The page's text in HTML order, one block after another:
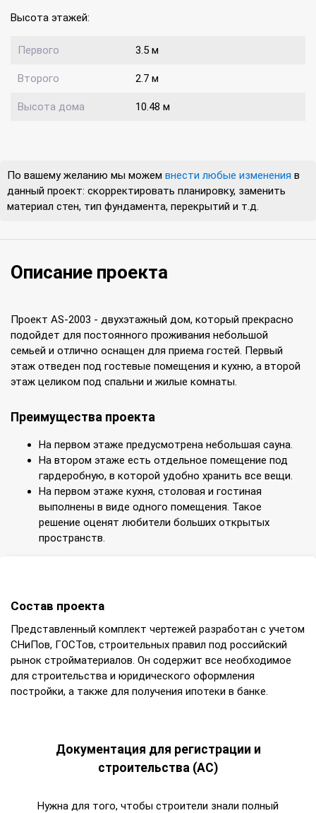
Высота этажей:
Первого 3.5 м
Второго 2.7 м
Высота дома 10.48 м
По вашему желанию мы можем внести любые изменения в
данный проект: скорректировать планировку, заменить
материал стен, тип фундамента, перекрытий и т.д.
Описание проекта
Проект AS-2003 - двухэтажный дом, который прекрасно
подойдет для постоянного проживания небольшой
семьей и отлично оснащен для приема гостей. Первый
этаж отведен под гостевые помещения и кухню, а второй
этаж целиком под спальни и жилые комнаты.
Преимущества проекта
На первом этаже предусмотрена небольшая сауна.
На втором этаже есть отдельное помещение под
гардеробную, в которой удобно хранить все вещи.
На первом этаже кухня, столовая и гостиная
выполнены в виде одного помещения. Такое
решение оценят любители больших открытых
пространств.
Состав проекта
Представленный комплект чертежей разработан с учетом
СНиПов, ГОСТов, строительных правил под российский
рынок стройматериалов. Он содержит все необходимое
для строительства и юридического оформления
постройки, а также для получения ипотеки в банке.
Документация для регистрации и
строительства (АС)
Нужна для того, чтобы строители знали полный